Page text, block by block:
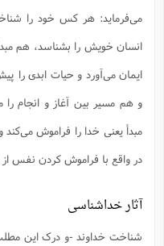
می‌فرماید: هر کس خود را
انسان خویش را بشناسد، هم
ایمان می‌آورد و حیات ابدی را
و هم مسیر بین آغاز و انجام
مبدأ یعنی خدا را فراموش
در واقع با فراموش کردن نفس از
آثار خداشناسی
شناخت خداوند -و درک این مطلب